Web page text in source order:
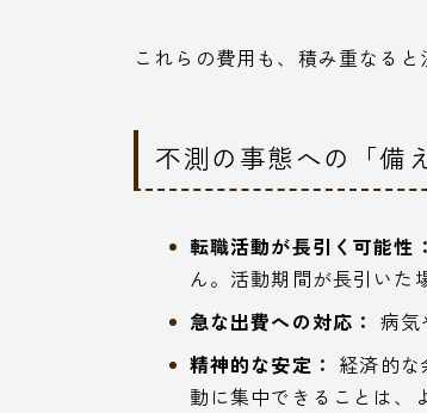
これらの費用も、積み重なる
不測の事態への「備
転職活動が長引く可能性：
ん。活動期間が長引いた
急な出費への対応： 病気
精神的な安定： 経済的
動に集中できることは、